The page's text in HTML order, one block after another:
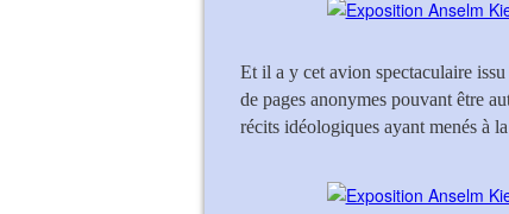
Et il a y cet avion spectaculaire
de pages anonymes pouvant être
récits idéologiques ayant menés à